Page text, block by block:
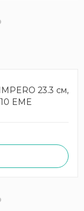
23.3 см,
EME